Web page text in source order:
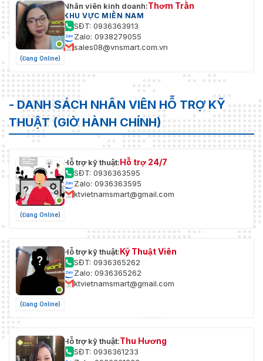
(Đang Online)
Nhân viên kinh doanh:Thơm Trần
KHU VỰC MIỀN NAM
SĐT: 0936363913
Zalo: 0938279055
sales08@vnsmart.com.vn
- DANH SÁCH NHÂN VIÊN HỖ TRỢ KỸ
THUẬT (GIỜ HÀNH CHÍNH)
(Đang Online)
Hỗ trợ kỹ thuật:Hỗ trợ 24/7
SĐT: 0936363595
Zalo: 0936363595
ktvietnamsmart@gmail.com
(Đang Online)
Hỗ trợ kỹ thuật:Kỹ Thuật Viên
SĐT: 0936365262
Zalo: 0936365262
ktvietnamsmart@gmail.com
Hỗ trợ kỹ thuật:Thu Hương
SĐT: 0936361233